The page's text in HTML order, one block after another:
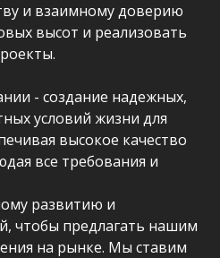
и взаимному доверию
высот и реализовать
- создание надежных,
условий жизни для
высокое качество
все требования и
развитию и
чтобы предлагать нашим
на рынке. Мы ставим